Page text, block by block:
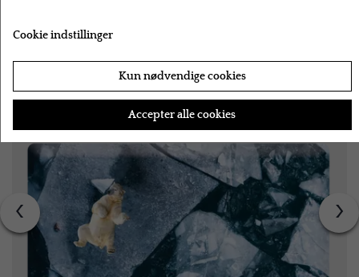
‹ ›
Cookie indstillinger
Kun nødvendige cookies
Accepter alle cookies